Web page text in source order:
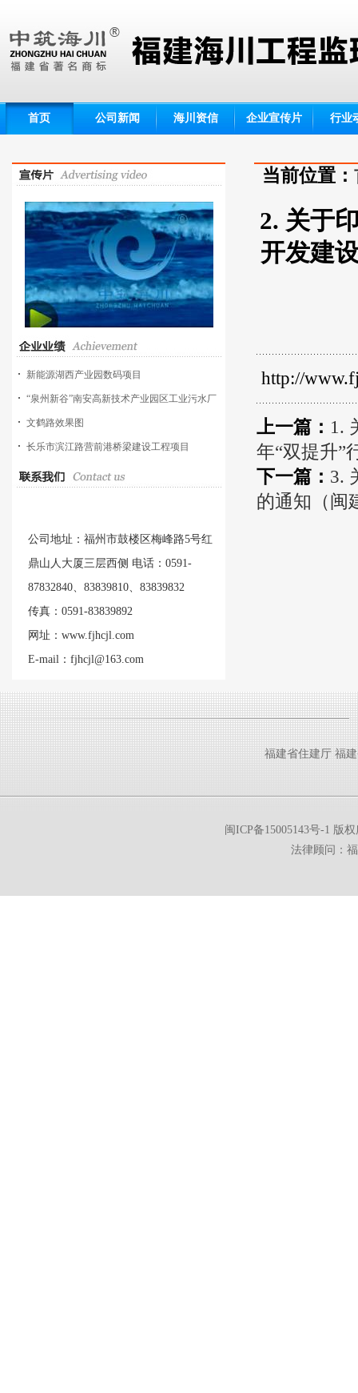
首页 公司新闻 海川资信 企业宣传片 行业
新能源湖西产业园数码项目
“泉州新谷”南安高新技术产业园区工业污水厂
工程
文鹤路效果图
长乐市滨江路营前港桥梁建设工程项目
公司地址：福州市鼓楼区梅峰路5号红
鼎山人大厦三层西侧 电话：0591-
87832840、83839810、83839832
传真：0591-83839892
网址：www.fjhcjl.com
E-mail：fjhcjl@163.com
当前位置：
2. 关于
开发建
http://
上一篇： 1.
年“双提升”
下一篇： 3.
的通知（闽
福建省住建厅 福
闽ICP备15005143号-1 版
法律顾问：